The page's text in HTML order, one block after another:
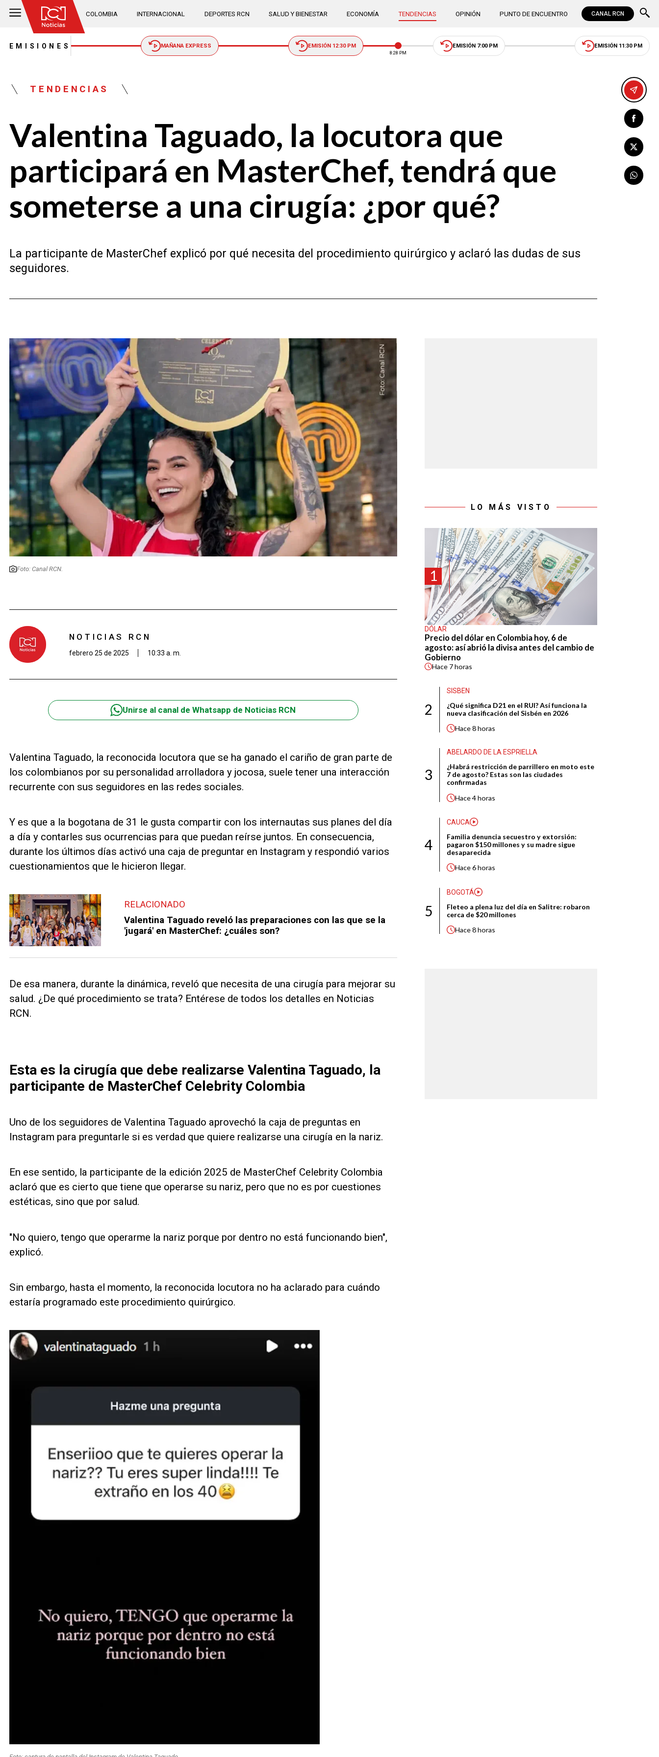
COLOMBIA INTERNACIONAL DEPORTES RCN SALUD Y BIENESTAR ECONOMÍA TENDENCIAS OPINIÓN PUNTO DE ENCUENTRO CANAL RCN
EMISIONES MAÑANA EXPRESS EMISIÓN 12:30 PM
8:28 PM
EMISIÓN 7:00 PM EMISIÓN 11:30 PM
TENDENCIAS
Valentina Taguado, la locutora que
participará en MasterChef, tendrá que
someterse a una cirugía: ¿por qué?
La participante de MasterChef explicó por qué necesita del procedimiento quirúrgico y aclaró las dudas de sus
seguidores.
Foto: Canal RCN.
NOTICIAS RCN
febrero 25 de 2025 10:33 a. m.
Unirse al canal de Whatsapp de Noticias RCN
Valentina Taguado, la reconocida locutora que se ha ganado el cariño de gran parte de
los colombianos por su personalidad arrolladora y jocosa, suele tener una interacción
recurrente con sus seguidores en las redes sociales.
Y es que a la bogotana de 31 le gusta compartir con los internautas sus planes del día
a día y contarles sus ocurrencias para que puedan reírse juntos. En consecuencia,
durante los últimos días activó una caja de preguntar en Instagram y respondió varios
cuestionamientos que le hicieron llegar.
RELACIONADO
Valentina Taguado reveló las preparaciones con las que se la
'jugará' en MasterChef: ¿cuáles son?
De esa manera, durante la dinámica, reveló que necesita de una cirugía para mejorar su
salud. ¿De qué procedimiento se trata? Entérese de todos los detalles en Noticias
RCN.
Esta es la cirugía que debe realizarse Valentina Taguado, la
participante de MasterChef Celebrity Colombia
Uno de los seguidores de Valentina Taguado aprovechó la caja de preguntas en
Instagram para preguntarle si es verdad que quiere realizarse una cirugía en la nariz.
En ese sentido, la participante de la edición 2025 de MasterChef Celebrity Colombia
aclaró que es cierto que tiene que operarse su nariz, pero que no es por cuestiones
estéticas, sino que por salud.
"No quiero, tengo que operarme la nariz porque por dentro no está funcionando bien",
explicó.
Sin embargo, hasta el momento, la reconocida locutora no ha aclarado para cuándo
estaría programado este procedimiento quirúrgico.
LO MÁS VISTO
1
DÓLAR
Precio del dólar en Colombia hoy, 6 de
agosto: así abrió la divisa antes del cambio de
Gobierno
Hace 7 horas
2
SISBEN
¿Qué significa D21 en el RUI? Así funciona la
nueva clasificación del Sisbén en 2026
Hace8 horas
3
ABELARDO DE LA ESPRIELLA
¿Habrá restricción de parrillero en moto este
7 de agosto? Estas son las ciudades
confirmadas
Hace4 horas
4
CAUCA
Familia denuncia secuestro y extorsión:
pagaron $150 millones y su madre sigue
desaparecida
Hace6 horas
5
BOGOTÁ
Fleteo a plena luz del día en Salitre: robaron
cerca de $20 millones
Hace8 horas